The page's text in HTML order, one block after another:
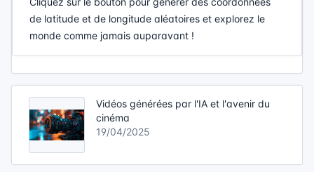
de latitude et de longitude aléatoires et explorez le
monde comme jamais auparavant !
Vidéos générées par l'IA et l'avenir du
cinéma
19/04/2025